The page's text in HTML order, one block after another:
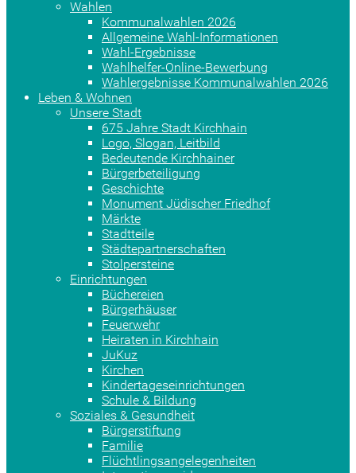
Wahlen
Kommunalwahlen 2026
Allgemeine Wahl-Informationen
Wahl-Ergebnisse
Wahlhelfer-Online-Bewerbung
Wahlergebnisse Kommunalwahlen 2026
Leben & Wohnen
Unsere Stadt
675 Jahre Stadt Kirchhain
Logo, Slogan, Leitbild
Bedeutende Kirchhainer
Bürgerbeteiligung
Geschichte
Monument Jüdischer Friedhof
Märkte
Stadtteile
Städtepartnerschaften
Stolpersteine
Einrichtungen
Büchereien
Bürgerhäuser
Feuerwehr
Heiraten in Kirchhain
JuKuz
Kirchen
Kindertageseinrichtungen
Schule & Bildung
Soziales & Gesundheit
Bürgerstiftung
Familie
Flüchtlingsangelegenheiten